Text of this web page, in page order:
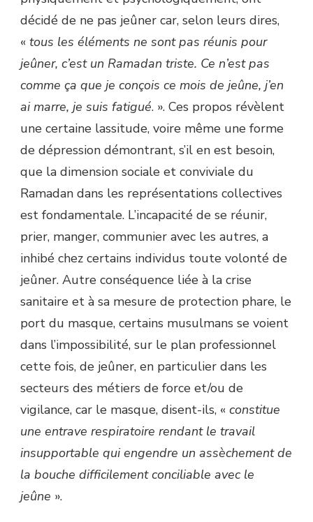
décidé de ne pas jeûner car, selon leurs dires,
« tous les éléments ne sont pas réunis pour
jeûner, c’est un Ramadan triste. Ce n’est pas
comme ça que je conçois ce mois de jeûne, j’en
ai marre, je suis fatigué. ». Ces propos révèlent
une certaine lassitude, voire même une forme
de dépression démontrant, s’il en est besoin,
que la dimension sociale et conviviale du
Ramadan dans les représentations collectives
est fondamentale. L’incapacité de se réunir,
prier, manger, communier avec les autres, a
inhibé chez certains individus toute volonté de
jeûner. Autre conséquence liée à la crise
sanitaire et à sa mesure de protection phare, le
port du masque, certains musulmans se voient
dans l’impossibilité, sur le plan professionnel
cette fois, de jeûner, en particulier dans les
secteurs des métiers de force et/ou de
vigilance, car le masque, disent-ils, « constitue
une entrave respiratoire rendant le travail
insupportable qui engendre un assèchement de
la bouche difficilement conciliable avec le
jeûne ».